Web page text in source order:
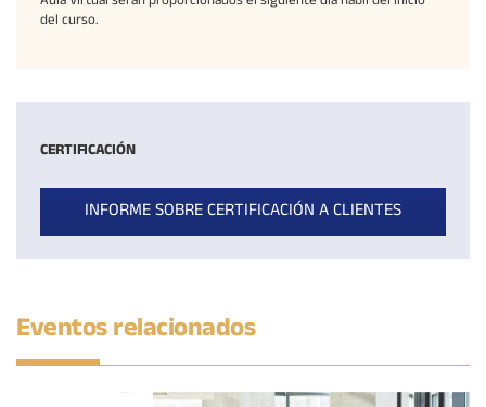
del curso.
CERTIFICACIÓN
INFORME SOBRE CERTIFICACIÓN A CLIENTES
Eventos relacionados